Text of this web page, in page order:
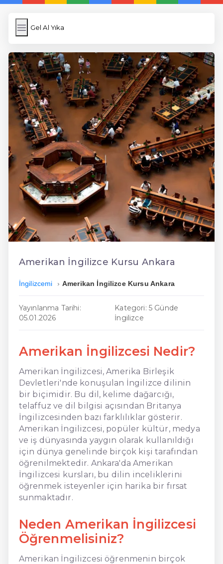
Gel Al Yıka
Gel Al Yıka
Subir Imagen
Wordpress Cache
Anasayfa
5 Günde İngilizce
İngilizce
Dil Eğitimi
En Hızlı İngilizce
En Kolay İngilizce
En Ucuz İngilizce
En Uygun İngilizce
Hızlı İngilizce
Amerikan İngilizce Kursu Ankara
İngilizcemi Amerikan İngilizce Kursu Ankara
Yayınlanma Tarihi:
05.01.2026
Kategori: 5 Günde
İngilizce
Amerikan İngilizcesi Nedir?
Amerikan İngilizcesi, Amerika Birleşik
Devletleri'nde konuşulan İngilizce dilinin
bir biçimidir. Bu dil, kelime dağarcığı,
telaffuz ve dil bilgisi açısından Britanya
İngilizcesinden bazı farklılıklar gösterir.
Amerikan İngilizcesi, popüler kültür, medya
ve iş dünyasında yaygın olarak kullanıldığı
için dünya genelinde birçok kişi tarafından
öğrenilmektedir. Ankara'da Amerikan
İngilizcesi kursları, bu dilin inceliklerini
öğrenmek isteyenler için harika bir fırsat
sunmaktadır.
Neden Amerikan İngilizcesi
Öğrenmelisiniz?
Amerikan İngilizcesi öğrenmenin birçok